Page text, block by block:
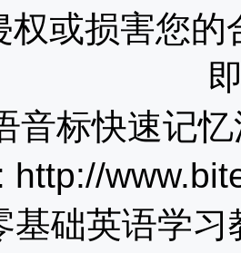
权或损害您
音标快速记
http://
基础英语学